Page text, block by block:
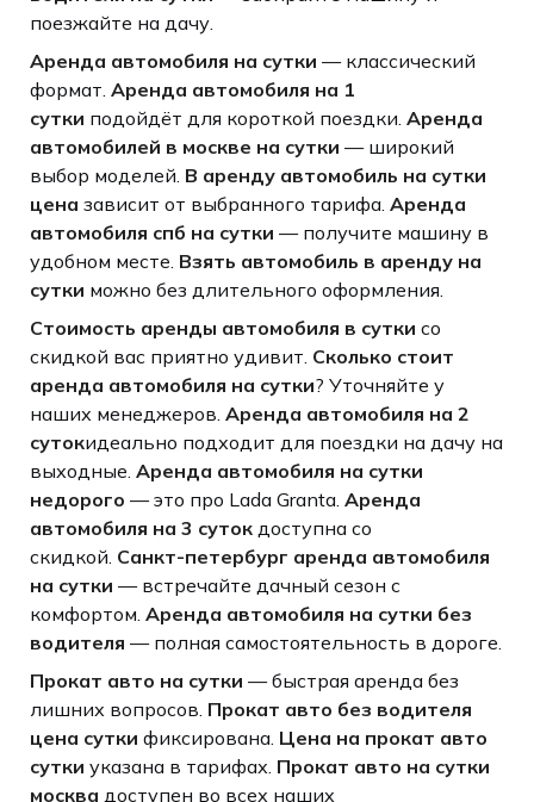
поезжайте на дачу.
Аренда автомобиля на сутки — классический
формат. Аренда автомобиля на 1
сутки подойдёт для короткой поездки. Аренда
автомобилей в москве на сутки — широкий
выбор моделей. В аренду автомобиль на сутки
ценазависит от выбранного тарифа. Аренда
автомобиля спб на сутки — получите машину в
удобном месте. Взять автомобиль в аренду на
сутки можно без длительного оформления.
Стоимость аренды автомобиля в сутки со
скидкой вас приятно удивит. Сколько стоит
аренда автомобиля на сутки? Уточняйте у
наших менеджеров. Аренда автомобиля на 2
сутокидеально подходит для поездки на дачу на
выходные. Аренда автомобиля на сутки
недорого — это про Lada Granta. Аренда
автомобиля на 3 сутокдоступна со
скидкой. Санкт-петербург аренда автомобиля
на сутки — встречайте дачный сезон с
комфортом. Аренда автомобиля на сутки без
водителя — полная самостоятельность в дороге.
Прокат авто на сутки — быстрая аренда без
лишних вопросов. Прокат авто без водителя
цена сутки фиксирована. Цена на прокат авто
сутки указана в тарифах. Прокат авто на сутки
москвадоступен во всех наших